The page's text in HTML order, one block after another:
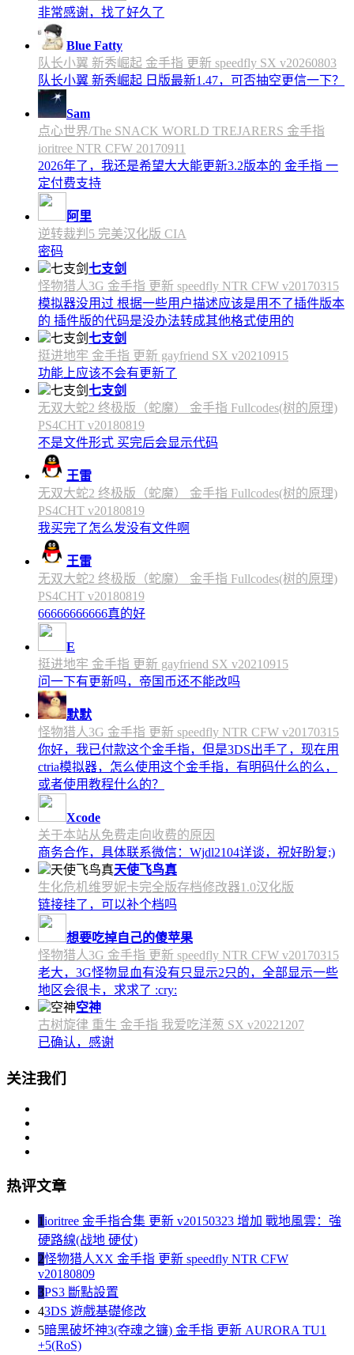
非常感谢，找了好久了
Blue Fatty
队长小翼 新秀崛起 金手指 更新 speedfly SX v20260803
队长小翼 新秀崛起 日版最新1.47，可否抽空更信一下？
Sam
点心世界/The SNACK WORLD TREJARERS 金手指
ioritree NTR CFW 20170911
2026年了，我还是希望大大能更新3.2版本的 金手指 一
定付费支持
阿里
逆转裁判5 完美汉化版 CIA
密码
七支剑
怪物猎人3G 金手指 更新 speedfly NTR CFW v20170315
模拟器没用过 根据一些用户描述应该是用不了插件版本
的 插件版的代码是没办法转成其他格式使用的
七支剑
挺进地牢 金手指 更新 gayfriend SX v20210915
功能上应该不会有更新了
七支剑
无双大蛇2 终极版（蛇魔） 金手指 Fullcodes(树的原理)
PS4CHT v20180819
不是文件形式 买完后会显示代码
王雷
无双大蛇2 终极版（蛇魔） 金手指 Fullcodes(树的原理)
PS4CHT v20180819
我买完了怎么发没有文件啊
王雷
无双大蛇2 终极版（蛇魔） 金手指 Fullcodes(树的原理)
PS4CHT v20180819
66666666666真的好
E
挺进地牢 金手指 更新 gayfriend SX v20210915
问一下有更新吗，帝国币还不能改吗
默默
怪物猎人3G 金手指 更新 speedfly NTR CFW v20170315
你好，我已付款这个金手指，但是3DS出手了，现在用
ctria模拟器，怎么使用这个金手指，有明码什么的么，
或者使用教程什么的？
Xcode
关于本站从免费走向收费的原因
商务合作，具体联系微信：Wjdl2104详谈，祝好盼复;)
天使飞鸟真
生化危机维罗妮卡完全版存档修改器1.0汉化版
链接挂了，可以补个档吗
想要吃掉自己的傻苹果
怪物猎人3G 金手指 更新 speedfly NTR CFW v20170315
老大，3G怪物显血有没有只显示2只的，全部显示一些
地区会很卡，求求了 :cry:
空神
古树旋律 重生 金手指 我爱吃洋葱 SX v20221207
已确认，感谢
关注我们
热评文章
1ioritree 金手指合集 更新 v20150323 增加 戰地風雲：強
硬路線(战地 硬仗)
2怪物猎人XX 金手指 更新 speedfly NTR CFW
v20180809
3PS3 斷點設置
43DS 遊戲基礎修改
5暗黑破坏神3(夺魂之镰) 金手指 更新 AURORA TU1
+5(RoS)